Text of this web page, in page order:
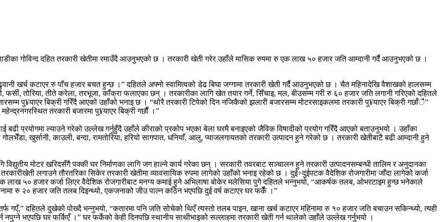
गोविन्द दहित तरकारी खेतीमा रमाउँदै आउनुभएको छ । तरकारी खेती गरेर उहाँले मासिक रुपमा रु एक लाख ५० हजार जति आम्दानी गर्दै आउनुभएको छ ।
खर्च कटाएर रु पाँच हजार बचत हुन्छ ।” दहितले अफ्नो स्वामित्वको डेढ बिघा जग्गामा तरकारी खेती गर्दै आउनुभएको छ । चैत महिनादेखि वैशाखको हालसम्म
फर्सी, तोरिया, तीते करेला, तरभूजा, काँक्रा फलाएका छन् । तरकारीका लागि खेत तयार गर्ने, सिँचाइ, मल, बीउसम्म गरी रु ६० हजार जति लगानी गरिएको दहितले
पु¥याएर बिक्री गरिँदै आएको उहाँको भनाइ छ । “थोरै तरकारी टिपेको दिन नजिकैको झलारी बजारसम्म मोटरसाइकलमा तरकारी पु¥याएर बिक्री गर्छाँै”
तरकारी बजारमा पु¥याएर बिक्री गर्छौं ।”
बढी प्रयोगमा ल्याउने गरेको उल्लेख गर्नुहुँदै उहाँले कीराको प्रकोप भएका बेला घरमै बनाइएको जैविक विषादीको प्रयोग गरिँदै आएको बताउनुभयो । उहाँका
गोलभेँडा, खुर्सानी, काउली, बन्दा, रामतोरिया, हरियो सागपात, धनियाँ, आलु, प्याजलगायतको तरकारी उत्पादन हुने गरेको छ । तरकारी खेतीबाटै बढी आम्दानी हुने
मोटर खरिदसँगै पक्की घर निर्माणका लागि जग हाल्ने कार्य गरेका छन् । सरकारी तवरबाट सञ्चालन हुने तरकारी उत्पादनसम्बन्धी तालिम र अनुदानका
लगाउने तौरतरिका सिकेर तरकारी खेतीमा व्यावसायिक रुपमा लागेको उहाँको भनाइ रहेको छ । दुई÷दुईपटक वैदेशिक रोजगारीमा जाँदा लागेको कर्जा
लाख ५० हजार कर्जा लिएर वैदेशिक रोजगारीबाट मनग्य कमाई हुने अभिलाषा बोकेर मलेसिया पुगे दहितले भन्नुभयो, “आकर्षक तलब, ओभरटाइम हुन्छ भनेकाले
रु २० हजार जति तलब दिइन्थ्यो, एकजनाको जीउ पाल्न कठिन भएपछि दुई वर्ष कटाएर घर फर्केँ ।”
दहितले दुखेको पोख्दै भन्नुभयो, “कतारमा पनि जति सोचेको थिएँ त्यस्तो तलब पाइन, खाना खर्च कटाएर महिनामा रु १० हजार जति बचाउन सकिन्थ्यो, त्यही
भएपछि घर फर्किएँ ।” घर फर्केको केही दिनपछि स्थानीय साथीभाइको सल्लाहमा तरकारी खेती गर्न थालेको उहाँले उल्लेख गर्नुभयो ।